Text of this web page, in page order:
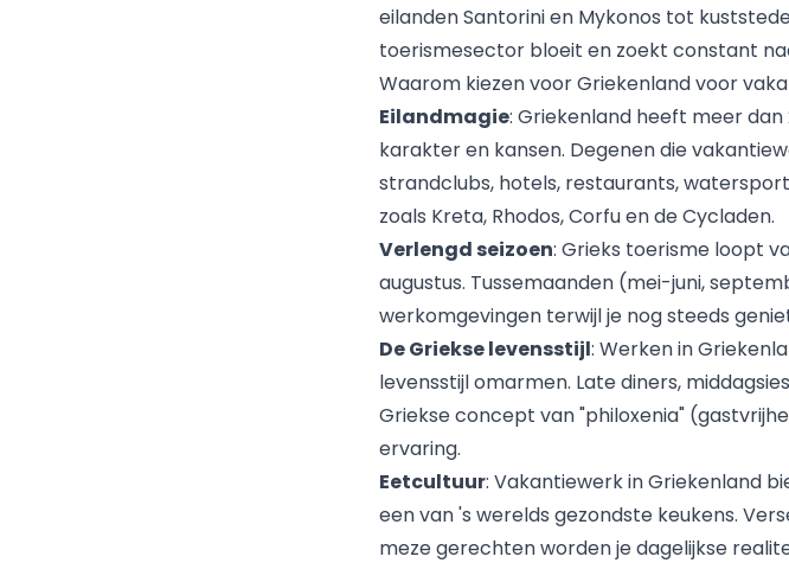
eilanden Santorini en Mykonos tot
toerismesector bloeit en zoekt constant
Waarom kiezen voor Griekenland voor
Eilandmagie: Griekenland heeft meer
karakter en kansen. Degenen die
strandclubs, hotels, restaurants,
zoals Kreta, Rhodos, Corfu en de Cycladen.
Verlengd seizoen: Grieks toerisme loopt
augustus. Tussemaanden (mei-juni,
werkomgevingen terwijl je nog steeds
De Griekse levensstijl: Werken in
levensstijl omarmen. Late diners,
Griekse concept van "philoxenia"
ervaring.
Eetcultuur: Vakantiewerk in Griekenland
een van 's werelds gezondste keukens.
meze gerechten worden je dagelijkse